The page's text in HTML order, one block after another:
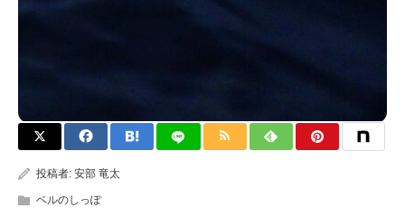
投稿者: 安部 竜太
ベルのしっぽ